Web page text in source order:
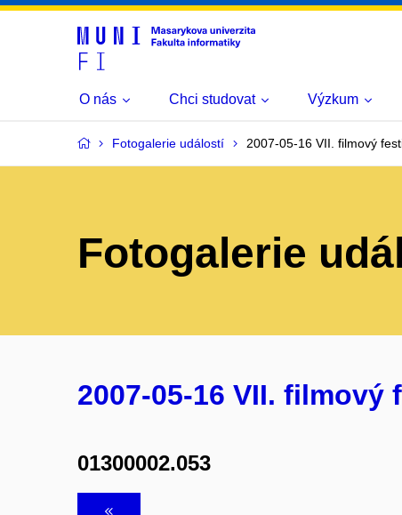
O nás Chci studovat Výzkum
Fotogalerie událostí 2007-05-16 VII. filmový
Fotogalerie
2007-05-16 VII. filmový
01300002.053